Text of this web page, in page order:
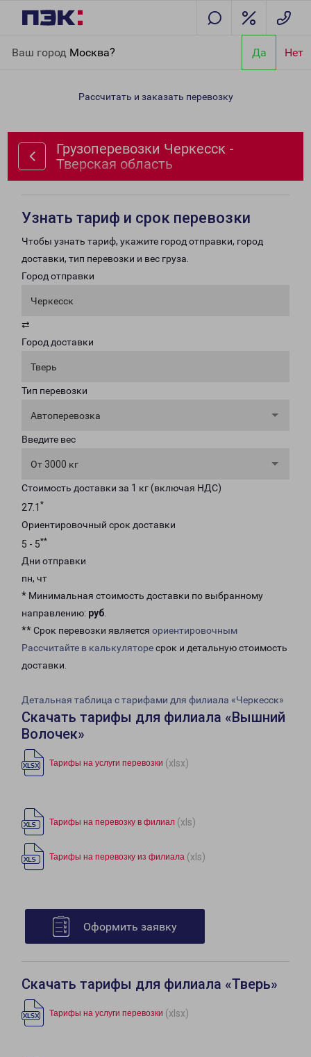
Ваш город Москва? Да Нет
область
Рассчитать и заказать перевозку
Грузоперевозки Черкесск -
Тверская область
Узнать тариф и срок перевозки
Чтобы узнать тариф, укажите город отправки, город
доставки, тип перевозки и вес груза.
Город отправки
Черкесск
⇄
Город доставки
Тверь
Тип перевозки
Автоперевозка
Введите вес
От 3000 кг
Стоимость доставки за 1 кг (включая НДС)
27.1 *
Ориентировочный срок доставки
5 - 5**
Дни отправки
пн, чт
* Минимальная стоимость доставки по выбранному
направлению: руб.
** Срок перевозки является ориентировочным
Рассчитайте в калькуляторесрок и детальную стоимость
доставки.
Детальная таблица с тарифами для филиала «Черкесск»
Скачать тарифы для филиала «Вышний
Волочек»
Тарифы на услуги перевозки (xlsx)
Тарифы на перевозку в филиал (xls)
Тарифы на перевозку из филиала (xls)
Оформить заявку
Скачать тарифы для филиала «Тверь»
Тарифы на услуги перевозки (xlsx)